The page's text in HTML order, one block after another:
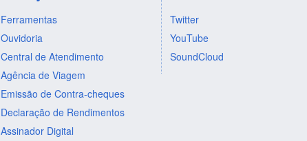
Ferramentas
Ouvidoria
Central de Atendimento
Agência de Viagem
Emissão de Contra-cheques
Declaração de Rendimentos
Assinador Digital
Twitter
YouTube
SoundCloud